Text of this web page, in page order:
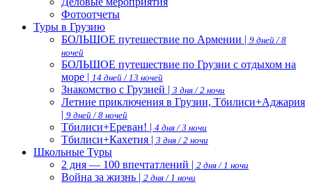
Фотоотчеты
Туры в Грузию
БОЛЬШОЕ путешествие по Армении | 9 дней / 8
ночей
БОЛЬШОЕ путешествие по Грузии с отдыхом на
море | 14 дней / 13 ночей
Знакомство с Грузией | 3 дня / 2 ночи
Летние приключения в Грузии, Тбилиси+Аджария
| 9 дней / 8 ночей
Тбилиси+Ереван! | 4 дня / 3 ночи
Тбилиси+Кахетия | 3 дня / 2 ночи
Школьные Туры
2 дня — 100 впечтатлений | 2 дня / 1 ночи
Война за жизнь | 2 дня / 1 ночи